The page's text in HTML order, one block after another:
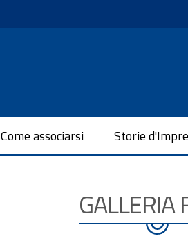
Come associarsi Storie
GALLERIA